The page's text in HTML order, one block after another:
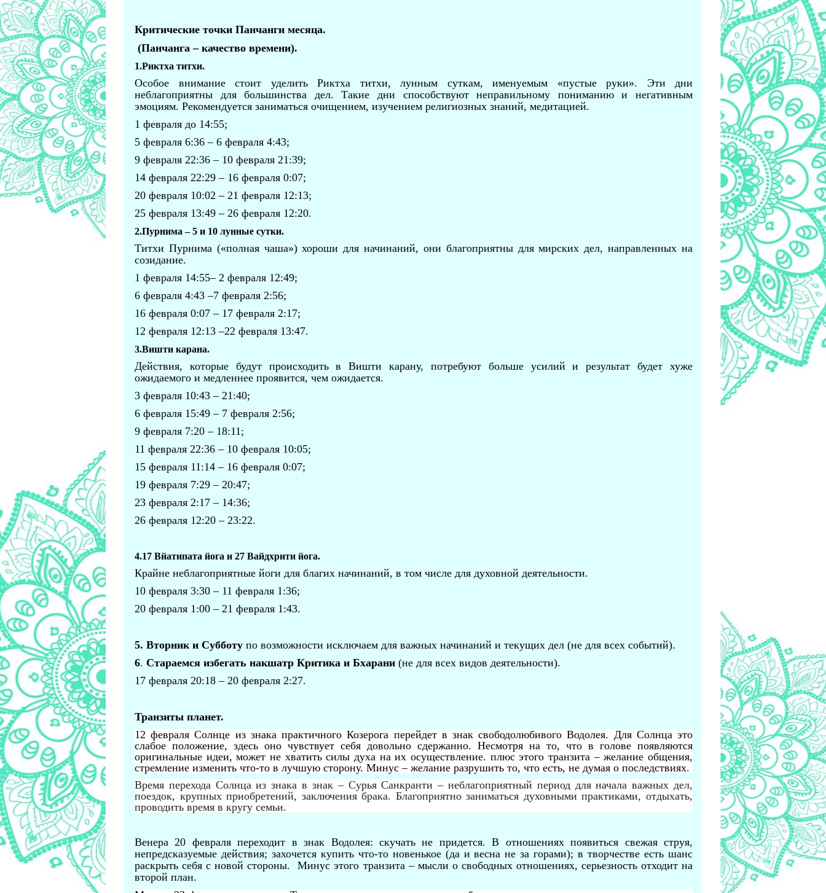
Критические точки Панчанги месяца.
(Панчанга – качество времени).
1.Риктха титхи.
Особое внимание стоит уделить Риктха титхи, лунным суткам, именуемым «пустые руки». Эти дни
неблагоприятны для большинства дел. Такие дни способствуют неправильному пониманию и негативным
эмоциям. Рекомендуется заниматься очищением, изучением религиозных знаний, медитацией.
1 февраля до 14:55;
5 февраля 6:36 – 6 февраля 4:43;
9 февраля 22:36 – 10 февраля 21:39;
14 февраля 22:29 – 16 февраля 0:07;
20 февраля 10:02 – 21 февраля 12:13;
25 февраля 13:49 – 26 февраля 12:20.
2.Пурнима – 5 и 10 лунные сутки.
Титхи Пурнима («полная чаша») хороши для начинаний, они благоприятны для мирских дел, направленных на
созидание.
1 февраля 14:55– 2 февраля 12:49;
6 февраля 4:43 –7 февраля 2:56;
16 февраля 0:07 – 17 февраля 2:17;
12 февраля 12:13 –22 февраля 13:47.
3.Вишти карана.
Действия, которые будут происходить в Вишти карану, потребуют больше усилий и результат будет хуже
ожидаемого и медленнее проявится, чем ожидается.
3 февраля 10:43 – 21:40;
6 февраля 15:49 – 7 февраля 2:56;
9 февраля 7:20 – 18:11;
11 февраля 22:36 – 10 февраля 10:05;
15 февраля 11:14 – 16 февраля 0:07;
19 февраля 7:29 – 20:47;
23 февраля 2:17 – 14:36;
26 февраля 12:20 – 23:22.
4.17 Вйатипата йога и 27 Вайдхрити йога.
Крайне неблагоприятные йоги для благих начинаний, в том числе для духовной деятельности.
10 февраля 3:30 – 11 февраля 1:36;
20 февраля 1:00 – 21 февраля 1:43.
5. Вторник и Субботу по возможности исключаем для важных начинаний и текущих дел (не для всех событий).
6. Стараемся избегать накшатр Критика и Бхарани (не для всех видов деятельности).
17 февраля 20:18 – 20 февраля 2:27.
Транзиты планет.
12 февраля Солнце из знака практичного Козерога перейдет в знак свободолюбивого Водолея. Для Солнца это
слабое положение, здесь оно чувствует себя довольно сдержанно. Несмотря на то, что в голове появляются
оригинальные идеи, может не хватить силы духа на их осуществление. плюс этого транзита – желание общения,
стремление изменить что-то в лучшую сторону. Минус – желание разрушить то, что есть, не думая о последствиях.
Время перехода Солнца из знака в знак – Сурья Санкранти – неблагоприятный период для начала важных дел,
поездок, крупных приобретений, заключения брака. Благоприятно заниматься духовными практиками, отдыхать,
проводить время в кругу семьи.
Венера 20 февраля переходит в знак Водолея: скучать не придется. В отношениях появиться свежая струя,
непредсказуемые действия; захочется купить что-то новенькое (да и весна не за горами); в творчестве есть шанс
раскрыть себя с новой стороны.
Минус этого транзита – мысли о свободных отношениях, серьезность отходит на
второй план.